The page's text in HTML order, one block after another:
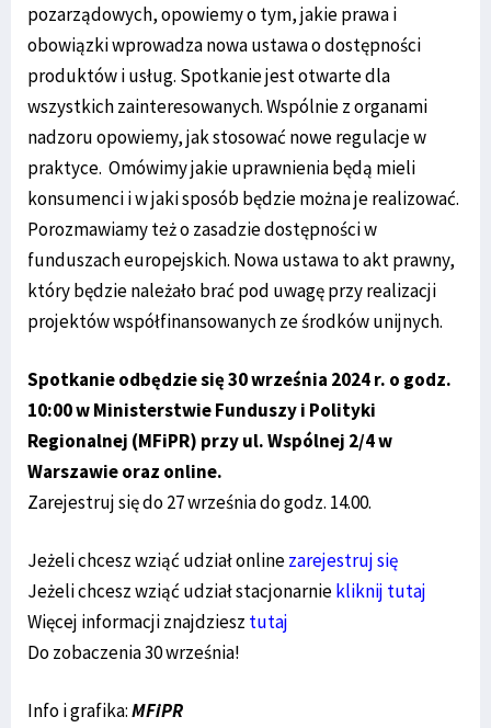
pozarządowych, opowiemy o tym, jakie prawa i
obowiązki wprowadza nowa ustawa o dostępności
produktów i usług. Spotkanie jest otwarte dla
wszystkich zainteresowanych. Wspólnie z organami
nadzoru opowiemy, jak stosować nowe regulacje w
praktyce. Omówimy jakie uprawnienia będą mieli
konsumenci i w jaki sposób będzie można je realizować.
Porozmawiamy też o zasadzie dostępności w
funduszach europejskich. Nowa ustawa to akt prawny,
który będzie należało brać pod uwagę przy realizacji
projektów współfinansowanych ze środków unijnych.
Spotkanie odbędzie się 30 września 2024 r. o godz.
10:00 w Ministerstwie Funduszy i Polityki
Regionalnej (MFiPR) przy ul. Wspólnej 2/4 w
Warszawie oraz online.
Zarejestruj się do 27 września do godz. 14.00.
Jeżeli chcesz wziąć udział onlinezarejestruj się
Jeżeli chcesz wziąć udział stacjonarniekliknij tutaj
Więcej informacji znajdziesz tutaj
Do zobaczenia 30 września!
Info i grafika:MFiPR